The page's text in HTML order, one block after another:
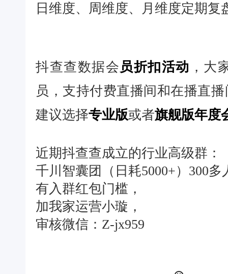
日维度、周维度、月维度定期复
抖查查数据会 员折扣活动 ，大
员，支持付费直播间和在播直
建议选择专业版或者旗舰版年度
近期抖查查成立的行业高级群：
千川智囊团（日耗5000+）300
有入群红包门槛，
加我家运营小璇，
审核微信：Z-jx959